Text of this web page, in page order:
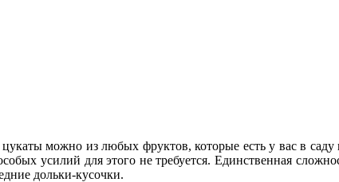
цукаты можно из любых фруктов, которые есть у вас в
усилий для этого не требуется. Единственная
дольки-кусочки.